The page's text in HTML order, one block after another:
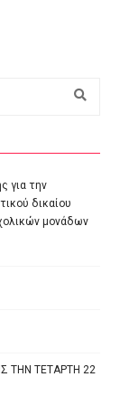
για την
δικαίου
μονάδων
ΤΗΝ ΤΕΤΑΡΤΗ 22